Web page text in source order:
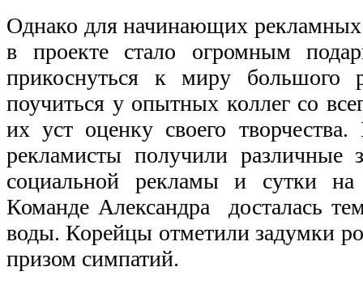
Однако для начинающих рекламных
в проекте стало огромным
прикоснуться к миру большого
поучиться у опытных коллег со
их уст оценку своего
рекламисты получили различные
социальной рекламы и сутки на
Команде Александра досталась
воды. Корейцы отметили задумки
призом симпатий.